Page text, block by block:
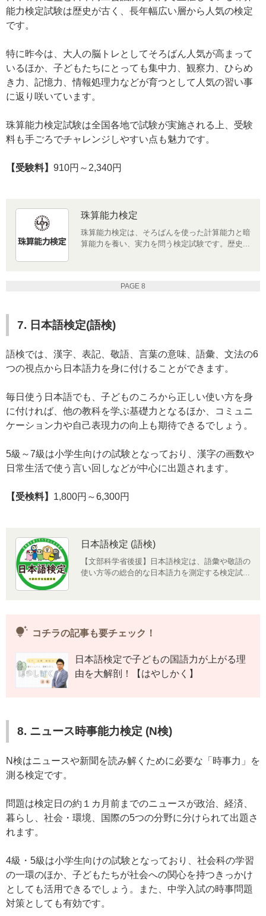
能力検定試験は歴史が古く、長年幅広い層から人気の検定
です。
特に昨今は、大人の脳トレとしてそろばん人気が高まって
いるほか、子どもたちにとっても集中力、観察力、ひらめ
き力、記憶力、情報処理力などが育つとして人気の習い事
に返り咲いています。
珠算能力検定試験は全国各地で試験が実施される上、受験
料も手ごろでチャレンジしやすい点も魅力です。
【受験料】 910円～2,340円
珠算能力検定
珠算能力検定は、そろばんを使った計算能力と暗
算能力を養い、実力を問う検定試験です。歴史...
PAGE 8
7. 日本語検定(語検)
語検では、漢字、表記、敬語、言葉の意味、語彙、文法の6
つの視点から日本語力を身に付けることができます。
毎日使う日本語でも、子どものころから正しい使い方を身
に付ければ、他の教科を学ぶ基礎力となるほか、コミュニ
ケーション力や自己表現力の向上も期待できるでしょう。
5級～7級は小学生向けの試験となっており、漢字の画数や
日常生活で使う言い回しなどが中心に出題されます。
【受検料】 1,800円～6,300円
日本語検定 (語検)
【文部科学省後援】日本語検定は、語彙や敬語の
使い方等の総合的な日本語力を測定する検定試...
tips_and_updates コチラの記事も要チェック！
日本語検定で子どもの国語力が上がる理
由を大解剖！【はやしかく】
8. ニュース時事能力検定 (N検)
N検はニュースや新聞を読み解くために必要な「時事力」を
測る検定です。
問題は検定日の約１カ月前までのニュースが政治、経済、
暮らし、社会・環境、国際の5つの分野に分けられて出題さ
れます。
4級・5級は小学生向けの試験となっており、社会科の学習
の一環のほか、子どもたちが社会への関心を持つきっかけ
としても活用できるでしょう。また、中学入試の時事問題
対策としても有効です。